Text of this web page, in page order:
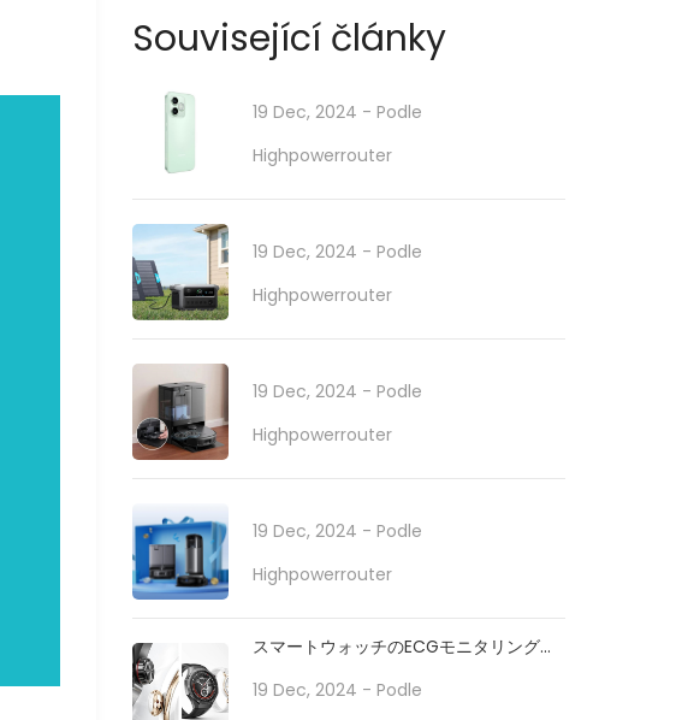
Související články
19 Dec, 2024 - Podle
Highpowerrouter
19 Dec, 2024 - Podle
Highpowerrouter
19 Dec, 2024 - Podle
Highpowerrouter
19 Dec, 2024 - Podle
Highpowerrouter
スマートウォッチのECGモニタリングで
19 Dec, 2024 - Podle